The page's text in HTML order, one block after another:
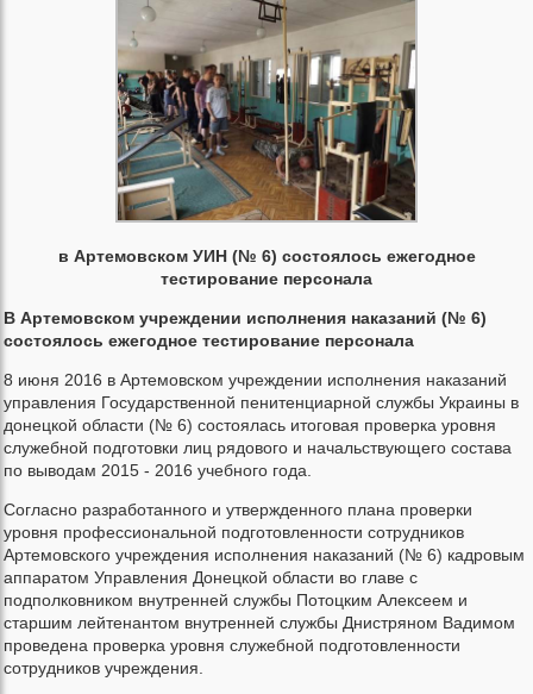
в Артемовском УИН (№ 6) состоялось ежегодное
тестирование персонала
В Артемовском учреждении исполнения наказаний (№ 6)
состоялось ежегодное тестирование персонала
8 июня 2016 в Артемовском учреждении исполнения наказаний
управления Государственной пенитенциарной службы Украины в
донецкой области (№ 6) состоялась итоговая проверка уровня
служебной подготовки лиц рядового и начальствующего состава
по выводам 2015 - 2016 учебного года.
Согласно разработанного и утвержденного плана проверки
уровня профессиональной подготовленности сотрудников
Артемовского учреждения исполнения наказаний (№ 6) кадровым
аппаратом Управления Донецкой области во главе с
подполковником внутренней службы Потоцким Алексеем и
старшим лейтенантом внутренней службы Днистряном Вадимом
проведена проверка уровня служебной подготовленности
сотрудников учреждения.